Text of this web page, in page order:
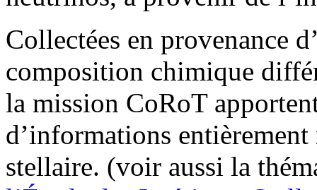
Collectées en provenance
composition chimique
la mission CoRoT
d’informations
stellaire. (voir aussi la